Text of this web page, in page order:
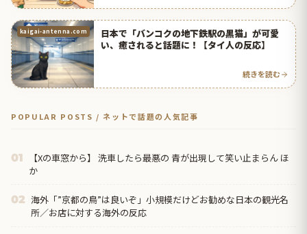
kaigai-antenna.com
日本で「バンコクの地下鉄駅の黒猫」が可愛
い、癒されると話題に！【タイ人の反応】
続きを読む
POPULAR POSTS / ネットで話題の人気記事
01
【Xの車窓から】 洗車したら最悪の 青が出現して笑い止まらん ほ
か
02 海外「”京都の鳥”は良いぞ」小規模だけどお勧めな日本の観光名
所／お店に対する海外の反応